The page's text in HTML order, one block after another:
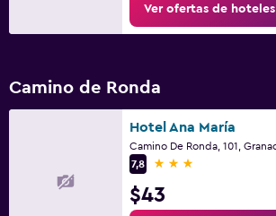
Cámaras CCTV en el exterior
Estacionamiento y transporte
Traslado al aeropuerto (con cargos)
Estacionamiento privado
Ver ofertas de hoteles
Camino de Ronda
Hotel Ana María
7,8
3 estrellas
$43